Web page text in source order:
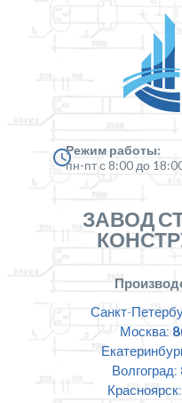
Режим работы:
пн-пт с 8:00 до
ЗАВОД
Санкт-
Москва:
Волгоград:
Красноярск: